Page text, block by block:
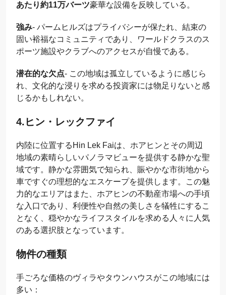
あたり約11万バーツ豪華な設備を反映している。
強み- パームヒルズはプライバシーが保たれ、結束の
固い裕福なコミュニティであり、ワールドクラスのス
ポーツ施設やクラブへのアクセスが自慢である。
潜在的な欠点- この地域は孤立しているように感じら
れ、文化的な浸りを求める投資家には物足りないと感
じるかもしれない。
4.ヒン・レックファイ
内陸に位置するHin Lek Faiは、ホアヒンとその周辺
地域の素晴らしいパノラマビューを提供する静かな聖
域です。静かな雰囲気で知られ、賑やかな市街地から
車ですぐの理想的なエスケープを提供します。この魅
力的なエリアはまた、ホアヒンの不動産市場への手頃
な入口であり、利便性や自然の美しさを犠牲にするこ
となく、穏やかなライフスタイルを求める人々に人気
のある選択肢となっています。
物件の種類
手ごろな価格のヴィラやタウンハウスがこの地域には
多い：